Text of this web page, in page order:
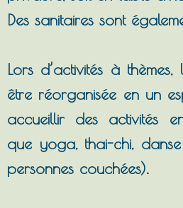
Des sanitaires sont
Lors d’activités à
être réorganisée en un
accueillir des activités
que yoga, thai-chi,
personnes couchées).